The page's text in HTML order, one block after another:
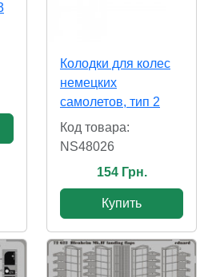
Колодки для колес
немецких
самолетов, тип 2
Код товара:
NS48026
154 Грн.
Купить